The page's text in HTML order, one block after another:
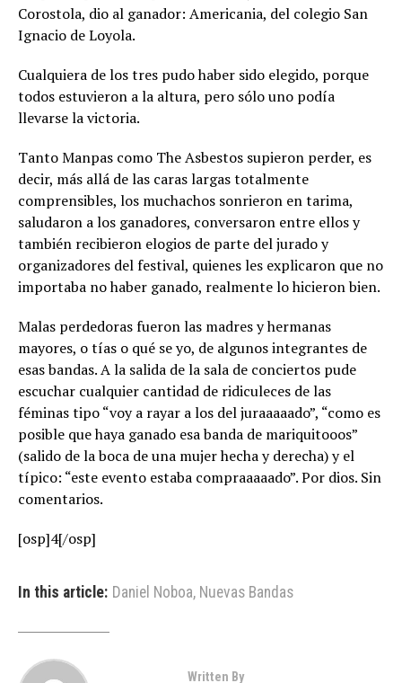
Corostola, dio al ganador: Americania, del colegio San
Ignacio de Loyola.
Cualquiera de los tres pudo haber sido elegido, porque
todos estuvieron a la altura, pero sólo uno podía
llevarse la victoria.
Tanto Manpas como The Asbestos supieron perder, es
decir, más allá de las caras largas totalmente
comprensibles, los muchachos sonrieron en tarima,
saludaron a los ganadores, conversaron entre ellos y
también recibieron elogios de parte del jurado y
organizadores del festival, quienes les explicaron que no
importaba no haber ganado, realmente lo hicieron bien.
Malas perdedoras fueron las madres y hermanas
mayores, o tías o qué se yo, de algunos integrantes de
esas bandas. A la salida de la sala de conciertos pude
escuchar cualquier cantidad de ridiculeces de las
féminas tipo “voy a rayar a los del juraaaaado”, “como es
posible que haya ganado esa banda de mariquitooos”
(salido de la boca de una mujer hecha y derecha) y el
típico: “este evento estaba compraaaaado”. Por dios. Sin
comentarios.
[osp]4[/osp]
In this article: Daniel Noboa, Nuevas Bandas
Written By